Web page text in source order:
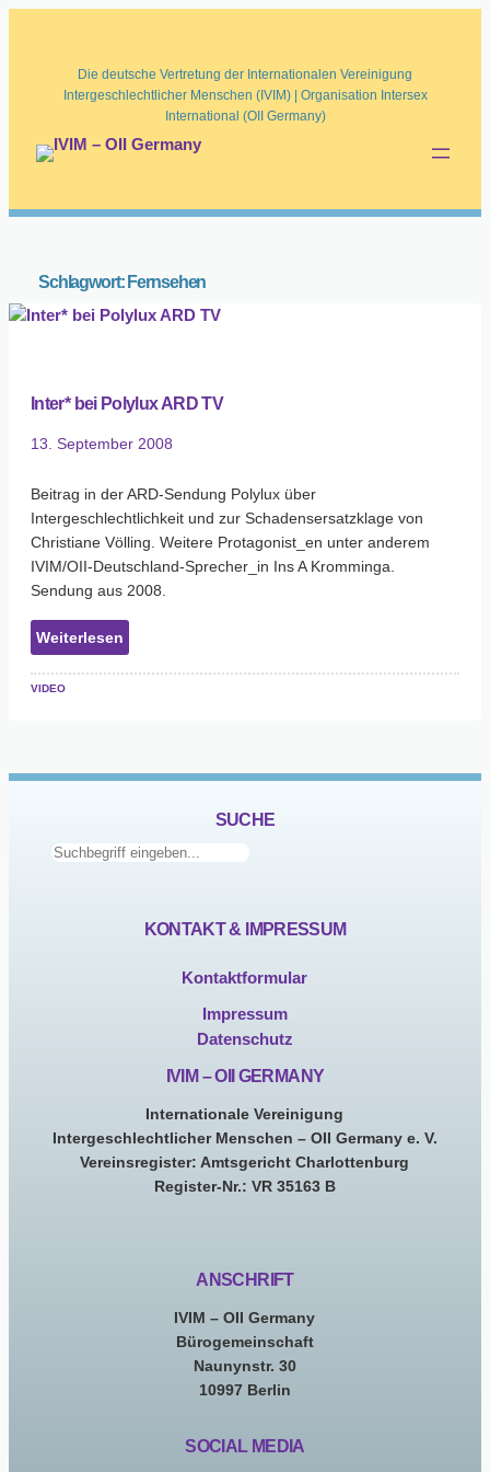
Die deutsche Vertretung der Internationalen Vereinigung
Intergeschlechtlicher Menschen (IVIM) | Organisation Intersex
International (OII Germany)
Schlagwort: Fernsehen
Inter* bei Polylux ARD TV
13. September 2008
Beitrag in der ARD-Sendung Polylux über
Intergeschlechtlichkeit und zur Schadensersatzklage von
Christiane Völling. Weitere Protagonist_en unter anderem
IVIM/OII-Deutschland-Sprecher_in Ins A Kromminga.
Sendung aus 2008.
Weiterlesen
Inter*
Video
SUCHE
Suchen
KONTAKT & IMPRESSUM
Kontaktformular
Impressum
Datenschutz
IVIM – OII GERMANY
Internationale Vereinigung
Intergeschlechtlicher Menschen – OII Germany e. V.
Vereinsregister: Amtsgericht Charlottenburg
Register-Nr.: VR 35163 B
ANSCHRIFT
IVIM – OII Germany
Bürogemeinschaft
Naunynstr. 30
10997 Berlin
SOCIAL MEDIA